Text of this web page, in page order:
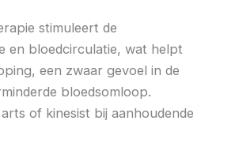
stimuleert de
en bloedcirculatie, wat helpt
een zwaar gevoel in de
bloedsomloop.
of kinesist bij aanhoudende